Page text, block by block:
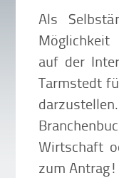
Als
auf der
Tarmstedt
Wirtschaft
zum Antrag!